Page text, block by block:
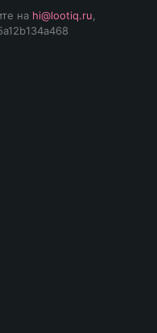
на hi@lootiq.ru